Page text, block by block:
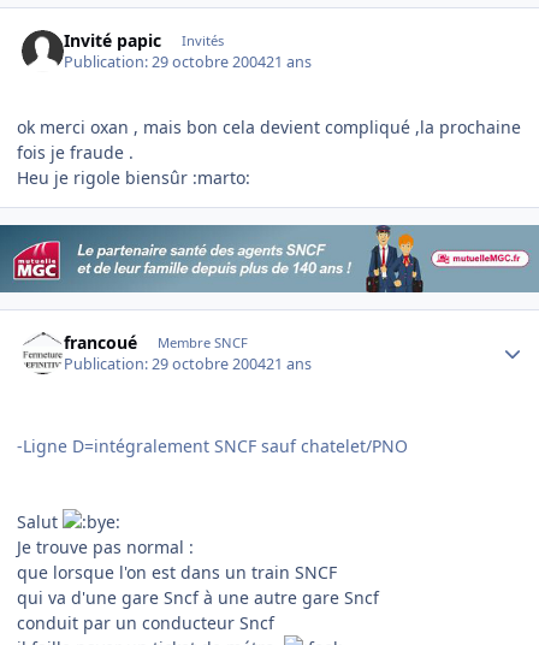
Invité papic Invités
Publication:29 octobre 200421 ans
ok merci oxan , mais bon cela devient compliqué ,la prochaine
fois je fraude .
Heu je rigole biensûr :marto:
francoué Membre SNCF
Publication:29 octobre 200421 ans
-Ligne D=intégralement SNCF sauf chatelet/PNO
Salut
Je trouve pas normal :
que lorsque l'on est dans un train SNCF
qui va d'une gare Sncf à une autre gare Sncf
conduit par un conducteur Sncf